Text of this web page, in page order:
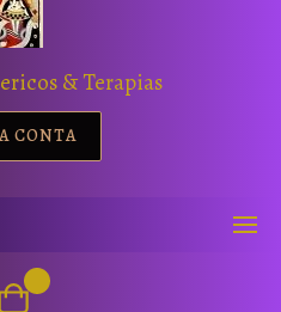
& Terapias
CONTA